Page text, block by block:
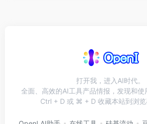
打开我，进入AI时代。
全面、高效的AI工具产品情报，发现和使
Ctrl + D 或 ⌘ + D 收藏本站到浏览